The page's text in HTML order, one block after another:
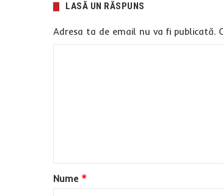
LASĂ UN RĂSPUNS
Adresa ta de email nu va fi publicată.
a
r
Nume *